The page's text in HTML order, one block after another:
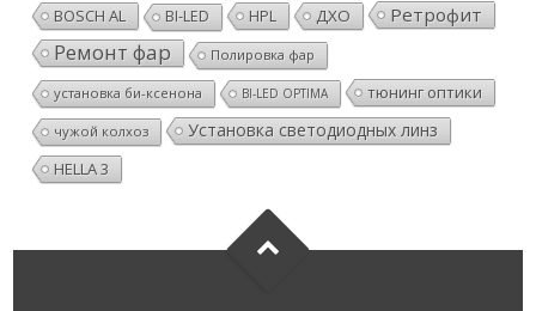
BOSCH AL BI-LED HPL ДХО Ретрофит
Ремонт фар Полировка фар
установка би-ксенона BI-LED OPTIMA тюнинг оптики
чужой колхоз Установка светодиодных линз
HELLA 3